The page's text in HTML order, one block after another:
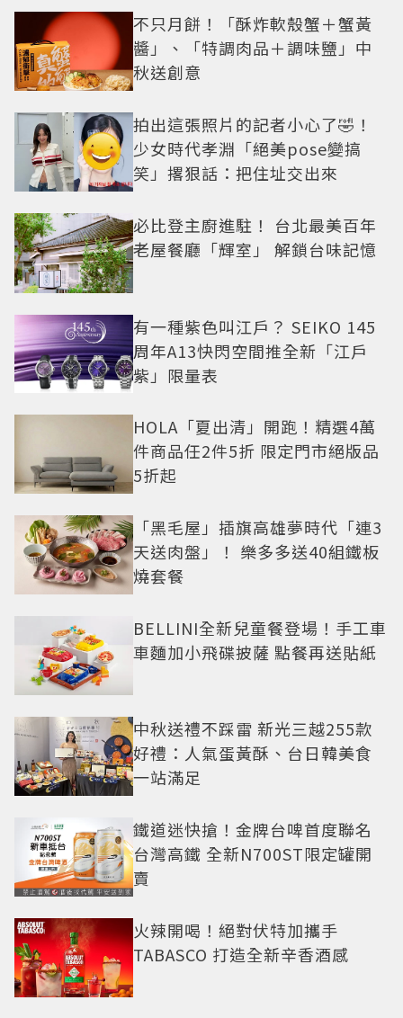
不只月餅！「酥炸軟殼蟹＋蟹黃
醬」、「特調肉品＋調味鹽」中
秋送創意
拍出這張照片的記者小心了🤣！
少女時代孝淵「絕美pose變搞
笑」撂狠話：把住址交出來
必比登主廚進駐！ 台北最美百年
老屋餐廳「輝室」 解鎖台味記憶
有一種紫色叫江戶？ SEIKO 145
周年A13快閃空間推全新「江戶
紫」限量表
HOLA「夏出清」開跑！精選4萬
件商品任2件5折 限定門市絕版品
5折起
「黑毛屋」插旗高雄夢時代「連3
天送肉盤」！ 樂多多送40組鐵板
燒套餐
BELLINI全新兒童餐登場！手工車
車麵加小飛碟披薩 點餐再送貼紙
中秋送禮不踩雷 新光三越255款
好禮：人氣蛋黃酥、台日韓美食
一站滿足
鐵道迷快搶！金牌台啤首度聯名
台灣高鐵 全新N700ST限定罐開
賣
火辣開喝！絕對伏特加攜手
TABASCO 打造全新辛香酒感